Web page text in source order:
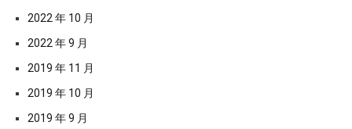
2022 年 10 月
2022 年 9 月
2019 年 11 月
2019 年 10 月
2019 年 9 月